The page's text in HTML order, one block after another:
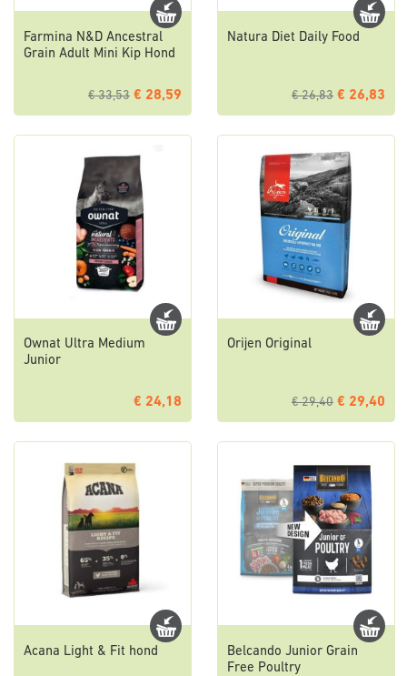
Farmina N&D Ancestral
Grain Adult Mini Kip Hond
€ 33,53 € 28,59
Natura Diet Daily Food
€ 26,83 € 26,83
Ownat Ultra Medium
Junior
€ 24,18
Orijen Original
€ 29,40 € 29,40
Acana Light & Fit hond
Belcando Junior Grain
Free Poultry